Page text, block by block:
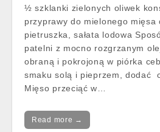
½ szklanki zielonych oliwek
przyprawy do mielonego mięsa
pietruszka, sałata lodowa
patelni z mocno rozgrzanym
obraną i pokrojoną w piórka
smaku solą i pieprzem, dodać
Mięso przeciąć w…
Read more →